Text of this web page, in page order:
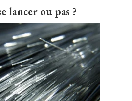
lancer ou pas ?